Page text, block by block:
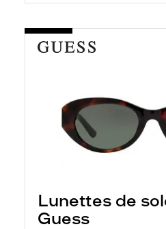
Lunettes de
Guess